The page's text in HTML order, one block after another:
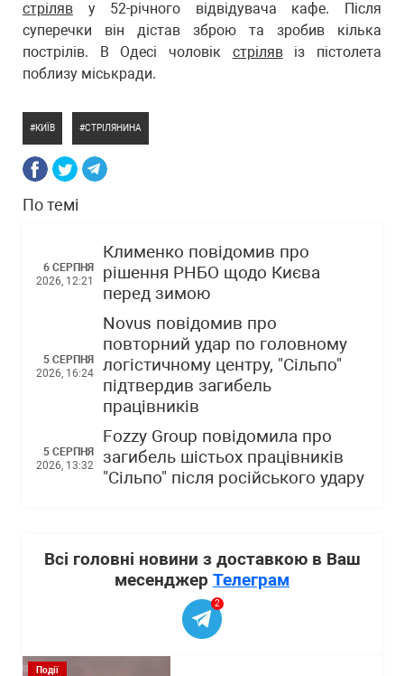
стріляв у 52-річного відвідувача кафе. Після
суперечки він дістав зброю та зробив кілька
пострілів. В Одесі чоловік стрілявіз пістолета
поблизу міськради.
КИЇВ СТРІЛЯНИНА
По темі
6 СЕРПНЯ
2026, 12:21
Клименко повідомив про
рішення РНБО щодо Києва
перед зимою
5 СЕРПНЯ
2026, 16:24
Novus повідомив про
повторний удар по головному
логістичному центру, "Сільпо"
підтвердив загибель
працівників
5 СЕРПНЯ
2026, 13:32
Fozzy Group повідомила про
загибель шістьох працівників
"Сільпо" після російського удару
Всі головні новини з доставкою в Ваш
месенджер Телеграм
2
Події